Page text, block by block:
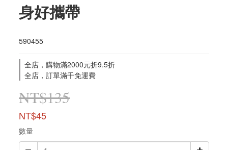
身好攜帶
590455
全店，購物滿2000元折9.5折
全店，訂單滿千免運費
NT$135
NT$45
數量